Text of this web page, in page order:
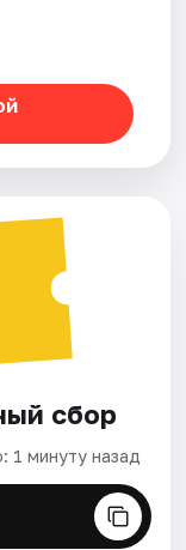
сбор
1 минуту назад